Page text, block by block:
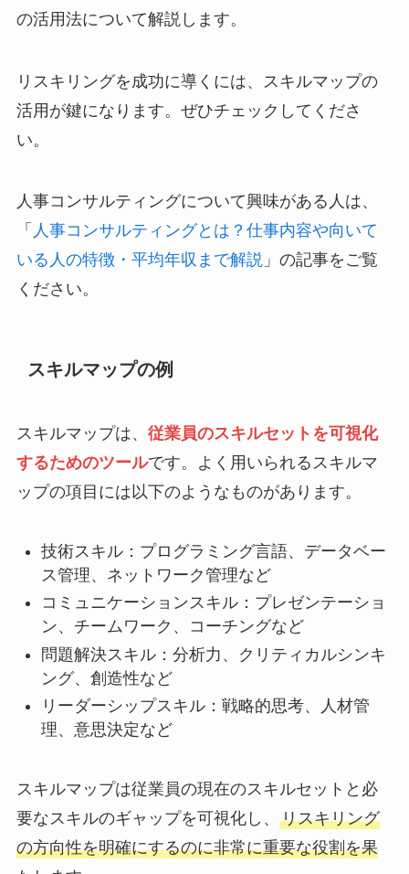
の活用法について解説します。
リスキリングを成功に導くには、スキルマップの
活用が鍵になります。ぜひチェックしてくださ
い。
人事コンサルティングについて興味がある人は、
「 人事コンサルティングとは？仕事内容や向いて
いる人の特徴・平均年収まで解説」の記事をご覧
ください。
スキルマップの例
スキルマップは、 従業員のスキルセットを可視化
するためのツールです。よく用いられるスキルマ
ップの項目には以下のようなものがあります。
技術スキル：プログラミング言語、データベー
ス管理、ネットワーク管理など
コミュニケーションスキル：プレゼンテーショ
ン、チームワーク、コーチングなど
問題解決スキル：分析力、クリティカルシンキ
ング、創造性など
リーダーシップスキル：戦略的思考、人材管
理、意思決定など
スキルマップは従業員の現在のスキルセットと必
要なスキルのギャップを可視化し、 リスキリング
の方向性を明確にするのに非常に重要な役割を果